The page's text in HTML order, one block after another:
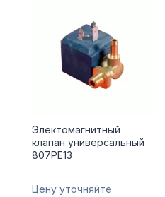
Электомагнитный
клапан универсальный
807PE13
Цену уточняйте